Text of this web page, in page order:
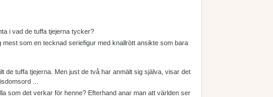
i vad de tuffa tjejerna tycker?
som en tecknad seriefigur med knallrött ansikte som bara
de tuffa tjejerna. Men just de två har anmält sig själva, visar det
...
som det verkar för henne? Efterhand anar man att världen ser